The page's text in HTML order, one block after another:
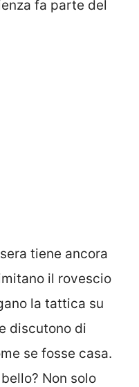
fa parte del
tiene ancora
il rovescio
la tattica su
discutono di
se fosse casa.
Non solo